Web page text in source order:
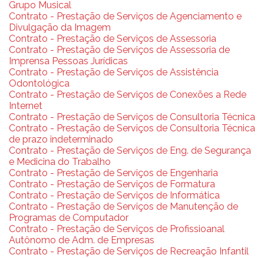
Grupo Musical
Contrato - Prestação de Serviços de Agenciamento e
Divulgação da Imagem
Contrato - Prestação de Serviços de Assessoria
Contrato - Prestação de Serviços de Assessoria de
Imprensa Pessoas Jurídicas
Contrato - Prestação de Serviços de Assistência
Odontológica
Contrato - Prestação de Serviços de Conexões a Rede
Internet
Contrato - Prestação de Serviços de Consultoria Técnica
Contrato - Prestação de Serviços de Consultoria Técnica
de prazo indeterminado
Contrato - Prestação de Serviços de Eng. de Segurança
e Medicina do Trabalho
Contrato - Prestação de Serviços de Engenharia
Contrato - Prestação de Serviços de Formatura
Contrato - Prestação de Serviços de Informática
Contrato - Prestação de Serviços de Manutenção de
Programas de Computador
Contrato - Prestação de Serviços de Profissioanal
Autônomo de Adm. de Empresas
Contrato - Prestação de Serviços de Recreação Infantil